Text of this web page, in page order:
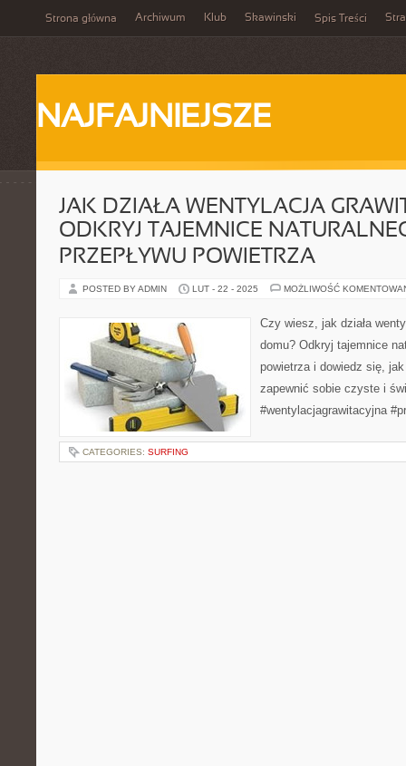
Strona główna Archiwum Klub Skawinski Spis Treści
NAJFAJNIEJSZE
JAK DZIAŁA WENTYLACJA
ODKRYJ TAJEMNICE
PRZEPŁYWU POWIETRZA
POSTED BY ADMIN LUT - 22 - 2025 MOŻLIWOŚĆ
Czy wiesz, jak działa
domu? Odkryj tajemnice
powietrza i dowiedz się,
zapewnić sobie czyste i
#wentylacjagrawitacyjna
CATEGORIES: SURFING